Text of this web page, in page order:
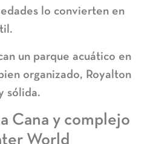
lo convierten en
un parque acuático en
organizado, Royalton
sólida.
Cana y complejo
World